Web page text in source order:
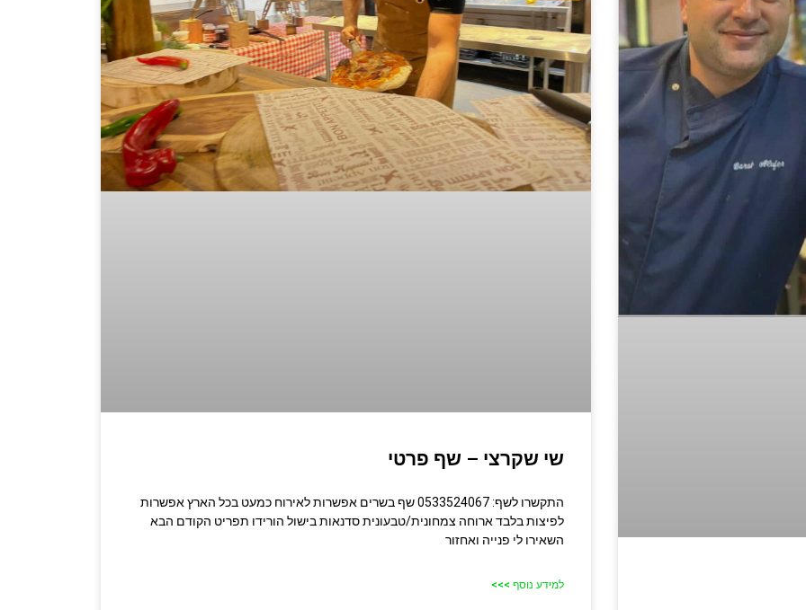
שי שקרצי – שף פרטי
התקשרו לשף: 0533524067 שף בשרים אפשרות לאירוח כמעט בכל הארץ אפשרות
לפיצות בלבד ארוחה צמחונית/טבעונית סדנאות בישול הורידו תפריט הקודם הבא
השאירו לי פנייה ואחזור
למידע נוסף >>>